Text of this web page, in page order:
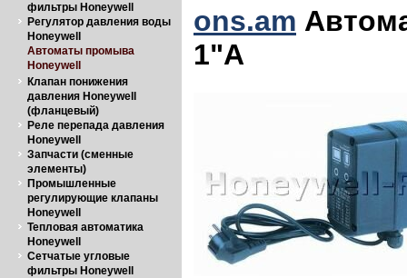
фильтры Honeywell
Регулятор давления воды
Honeywell
Автоматы промыва
Honeywell
Клапан понижения
давления Honeywell
(фланцевый)
Реле перепада давления
Honeywell
Запчасти (сменные
элементы)
Промышленные
регулирующие клапаны
Honeywell
Тепловая автоматика
Honeywell
Сетчатые угловые
фильтры Honeywell
ons.am
1"A